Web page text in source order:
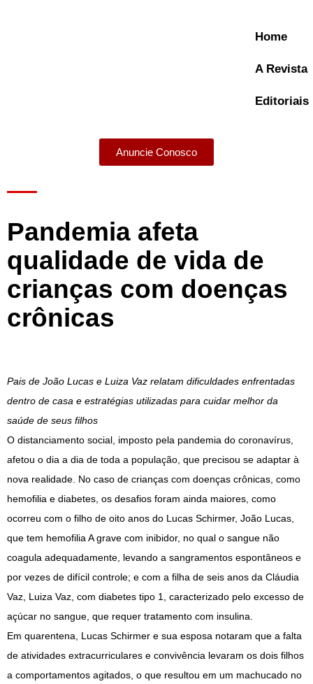
Home
A Revista
Editoriais
Anuncie Conosco
Pandemia afeta
qualidade de vida de
crianças com doenças
crônicas
Pais de João Lucas e Luiza Vaz relatam dificuldades enfrentadas
dentro de casa e estratégias utilizadas para cuidar melhor da
saúde de seus filhos
O distanciamento social, imposto pela pandemia do coronavírus,
afetou o dia a dia de toda a população, que precisou se adaptar à
nova realidade. No caso de crianças com doenças crônicas, como
hemofilia e diabetes, os desafios foram ainda maiores, como
ocorreu com o filho de oito anos do Lucas Schirmer, João Lucas,
que tem hemofilia A grave com inibidor, no qual o sangue não
coagula adequadamente, levando a sangramentos espontâneos e
por vezes de difícil controle; e com a filha de seis anos da Cláudia
Vaz, Luiza Vaz, com diabetes tipo 1, caracterizado pelo excesso de
açúcar no sangue, que requer tratamento com insulina.
Em quarentena, Lucas Schirmer e sua esposa notaram que a falta
de atividades extracurriculares e convivência levaram os dois filhos
a comportamentos agitados, o que resultou em um machucado no